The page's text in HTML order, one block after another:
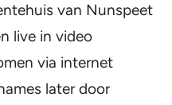
van Nunspeet
live in video
via internet
later door